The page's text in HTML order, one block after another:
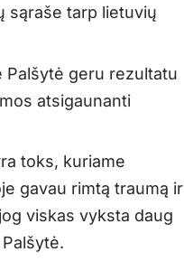
sąraše tarp lietuvių
Palšytė geru rezultatu
atsigaunanti
toks, kuriame
gavau rimtą traumą ir
viskas vyksta daug